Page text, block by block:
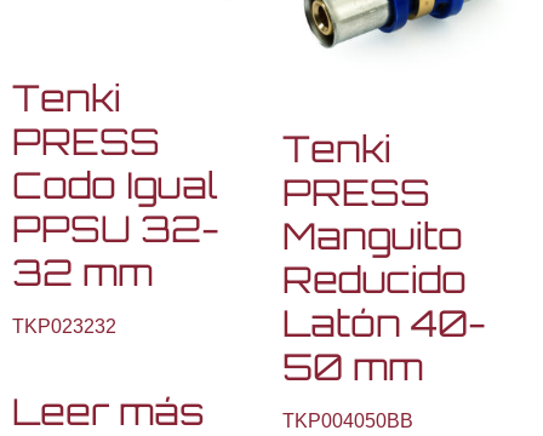
Tenki
PRESS
Codo Igual
PPSU 32-
32 mm
TKP023232
Leer más
Tenki
PRESS
Manguito
Reducido
Latón 40-
50 mm
TKP004050BB